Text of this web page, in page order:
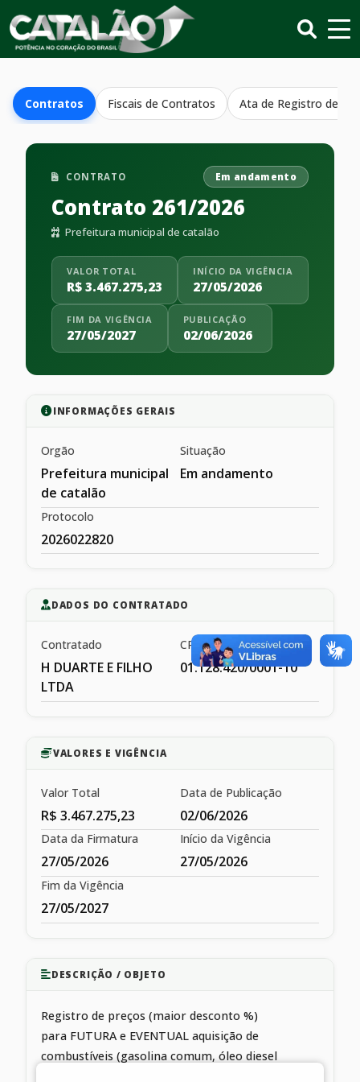
Contratos Fiscais de Contratos Ata de Registro de
CONTRATO Em andamento
Contrato 261/2026
Prefeitura municipal de catalão
VALOR TOTAL
R$ 3.467.275,23
INÍCIO DA VIGÊNCIA
27/05/2026
FIM DA VIGÊNCIA
27/05/2027
PUBLICAÇÃO
02/06/2026
INFORMAÇÕES GERAIS
Orgão
Prefeitura municipal
de catalão
Situação
Em andamento
Protocolo
2026022820
DADOS DO CONTRATADO
Contratado
H DUARTE E FILHO
LTDA
CPF/CNPJ
01.128.420/0001-10
VALORES E VIGÊNCIA
Valor Total
R$ 3.467.275,23
Data de Publicação
02/06/2026
Data da Firmatura
27/05/2026
Início da Vigência
27/05/2026
Fim da Vigência
27/05/2027
DESCRIÇÃO / OBJETO
Registro de preços (maior desconto %)
para FUTURA e EVENTUAL aquisição de
combustíveis (gasolina comum, óleo diesel